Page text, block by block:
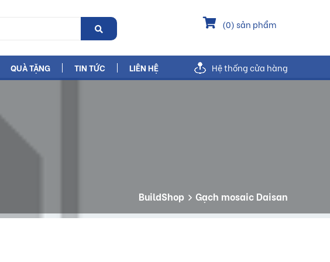
(0) sản phẩm
QUÀ TẶNG TIN TỨC LIÊN HỆ Hệ thống cửa hàng
BuildShop Gạch mosaic Daisan